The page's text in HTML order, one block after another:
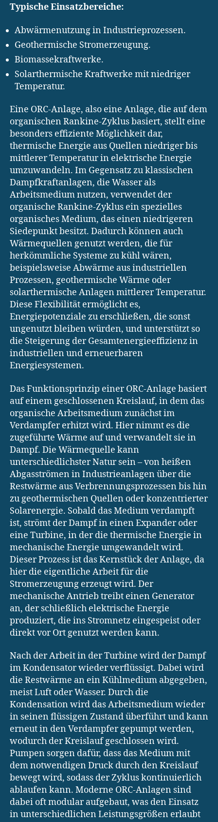
Typische Einsatzbereiche:
Abwärmenutzung in Industrieprozessen.
Geothermische Stromerzeugung.
Biomassekraftwerke.
Solarthermische Kraftwerke mit niedriger
Temperatur.
Eine ORC-Anlage, also eine Anlage, die auf dem
organischen Rankine-Zyklus basiert, stellt eine
besonders effiziente Möglichkeit dar,
thermische Energie aus Quellen niedriger bis
mittlerer Temperatur in elektrische Energie
umzuwandeln. Im Gegensatz zu klassischen
Dampfkraftanlagen, die Wasser als
Arbeitsmedium nutzen, verwendet der
organische Rankine-Zyklus ein spezielles
organisches Medium, das einen niedrigeren
Siedepunkt besitzt. Dadurch können auch
Wärmequellen genutzt werden, die für
herkömmliche Systeme zu kühl wären,
beispielsweise Abwärme aus industriellen
Prozessen, geothermische Wärme oder
solarthermische Anlagen mittlerer Temperatur.
Diese Flexibilität ermöglicht es,
Energiepotenziale zu erschließen, die sonst
ungenutzt bleiben würden, und unterstützt so
die Steigerung der Gesamtenergieeffizienz in
industriellen und erneuerbaren
Energiesystemen.
Das Funktionsprinzip einer ORC-Anlage basiert
auf einem geschlossenen Kreislauf, in dem das
organische Arbeitsmedium zunächst im
Verdampfer erhitzt wird. Hier nimmt es die
zugeführte Wärme auf und verwandelt sie in
Dampf. Die Wärmequelle kann
unterschiedlichster Natur sein – von heißen
Abgasströmen in Industrieanlagen über die
Restwärme aus Verbrennungsprozessen bis hin
zu geothermischen Quellen oder konzentrierter
Solarenergie. Sobald das Medium verdampft
ist, strömt der Dampf in einen Expander oder
eine Turbine, in der die thermische Energie in
mechanische Energie umgewandelt wird.
Dieser Prozess ist das Kernstück der Anlage, da
hier die eigentliche Arbeit für die
Stromerzeugung erzeugt wird. Der
mechanische Antrieb treibt einen Generator
an, der schließlich elektrische Energie
produziert, die ins Stromnetz eingespeist oder
direkt vor Ort genutzt werden kann.
Nach der Arbeit in der Turbine wird der Dampf
im Kondensator wieder verflüssigt. Dabei wird
die Restwärme an ein Kühlmedium abgegeben,
meist Luft oder Wasser. Durch die
Kondensation wird das Arbeitsmedium wieder
in seinen flüssigen Zustand überführt und kann
erneut in den Verdampfer gepumpt werden,
wodurch der Kreislauf geschlossen wird.
Pumpen sorgen dafür, dass das Medium mit
dem notwendigen Druck durch den Kreislauf
bewegt wird, sodass der Zyklus kontinuierlich
ablaufen kann. Moderne ORC-Anlagen sind
dabei oft modular aufgebaut, was den Einsatz
in unterschiedlichen Leistungsgrößen erlaubt